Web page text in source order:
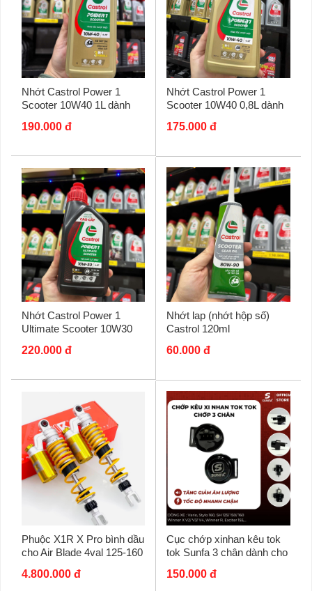
Nhớt Castrol Power 1
Scooter 10W40 1L dành
190.000 đ
Nhớt Castrol Power 1
Scooter 10W40 0,8L dành
175.000 đ
Nhớt Castrol Power 1
Ultimate Scooter 10W30
Honda
220.000 đ
Nhớt lap (nhớt hộp số)
Castrol 120ml
60.000 đ
Phuộc X1R X Pro bình dầu
cho Air Blade 4val 125-160
4.800.000 đ
Cục chớp xinhan kêu tok
tok Sunfa 3 chân dành cho
150.000 đ